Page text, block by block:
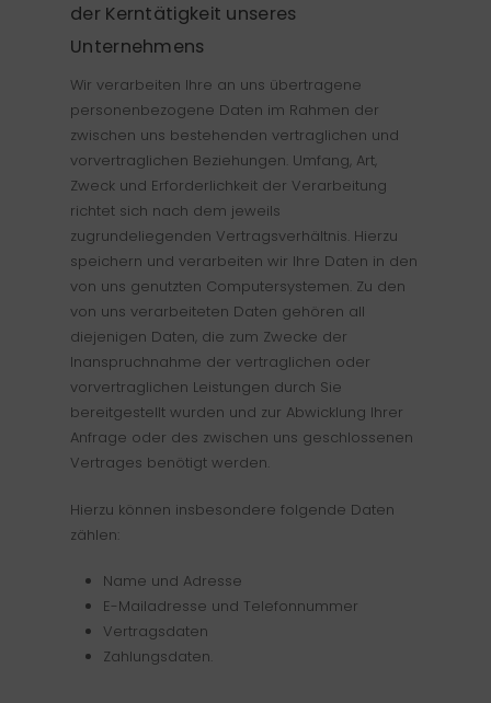
der Kerntätigkeit unseres
Unternehmens
Wir verarbeiten Ihre an uns übertragene
personenbezogene Daten im Rahmen der
zwischen uns bestehenden vertraglichen und
vorvertraglichen Beziehungen. Umfang, Art,
Zweck und Erforderlichkeit der Verarbeitung
richtet sich nach dem jeweils
zugrundeliegenden Vertragsverhältnis. Hierzu
speichern und verarbeiten wir Ihre Daten in den
von uns genutzten Computersystemen. Zu den
von uns verarbeiteten Daten gehören all
diejenigen Daten, die zum Zwecke der
Inanspruchnahme der vertraglichen oder
vorvertraglichen Leistungen durch Sie
bereitgestellt wurden und zur Abwicklung Ihrer
Anfrage oder des zwischen uns geschlossenen
Vertrages benötigt werden.
Hierzu können insbesondere folgende Daten
zählen:
Name und Adresse
E-Mailadresse und Telefonnummer
Vertragsdaten
Zahlungsdaten.